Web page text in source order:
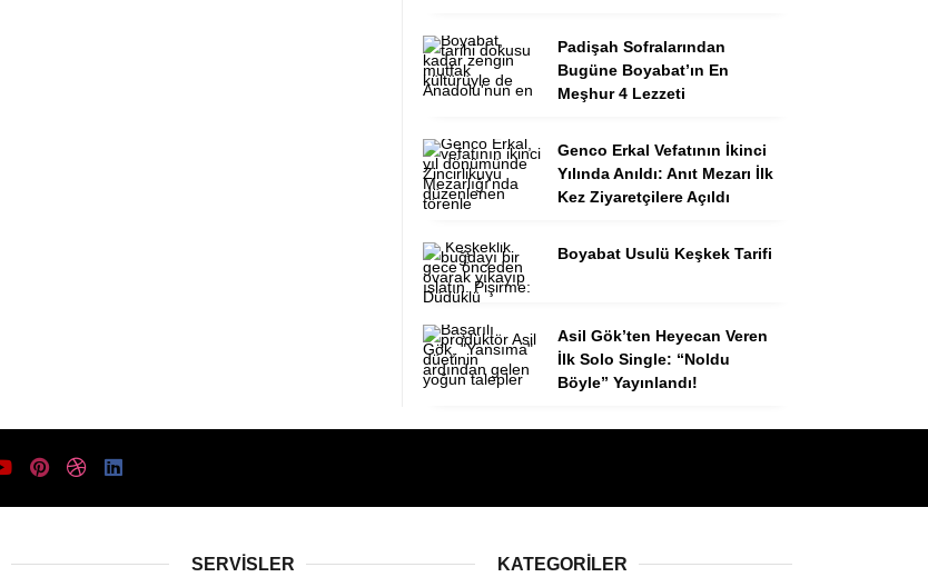
Padişah Sofralarından
Bugüne Boyabat’ın En
Meşhur 4 Lezzeti
Genco Erkal Vefatının İkinci
Yılında Anıldı: Anıt Mezarı İlk
Kez Ziyaretçilere Açıldı
Boyabat Usulü Keşkek Tarifi
Asil Gök’ten Heyecan Veren
İlk Solo Single: “Noldu
Böyle” Yayınlandı!
SERVISLER KATEGORILER